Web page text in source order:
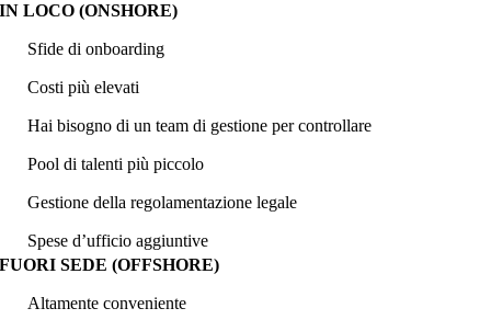
IN LOCO (ONSHORE)
Sfide di onboarding
Costi più elevati
Hai bisogno di un team di gestione per controllare
Pool di talenti più piccolo
Gestione della regolamentazione legale
Spese d’ufficio aggiuntive
FUORI SEDE (OFFSHORE)
Altamente conveniente